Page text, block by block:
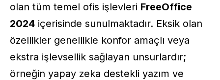
olan tüm temel ofis işlevleri FreeOffice
2024 içerisinde sunulmaktadır. Eksik olan
özellikler genellikle konfor amaçlı veya
ekstra işlevsellik sağlayan unsurlardır;
örneğin yapay zeka destekli yazım ve